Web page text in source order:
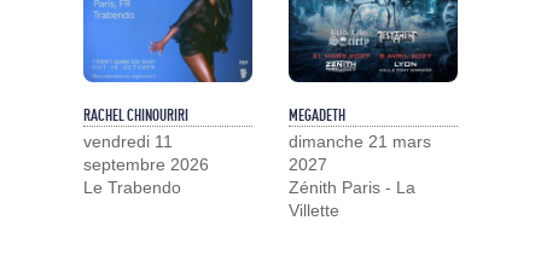
RACHEL CHINOURIRI
vendredi 11
septembre 2026
Le Trabendo
MEGADETH
dimanche 21 mars
2027
Zénith Paris - La
Villette